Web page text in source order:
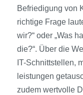
Befriedigung von
richtige Frage
wir?“ oder „Was
die?“. Über die
IT-Schnittstellen,
leistungen
zudem wertvolle